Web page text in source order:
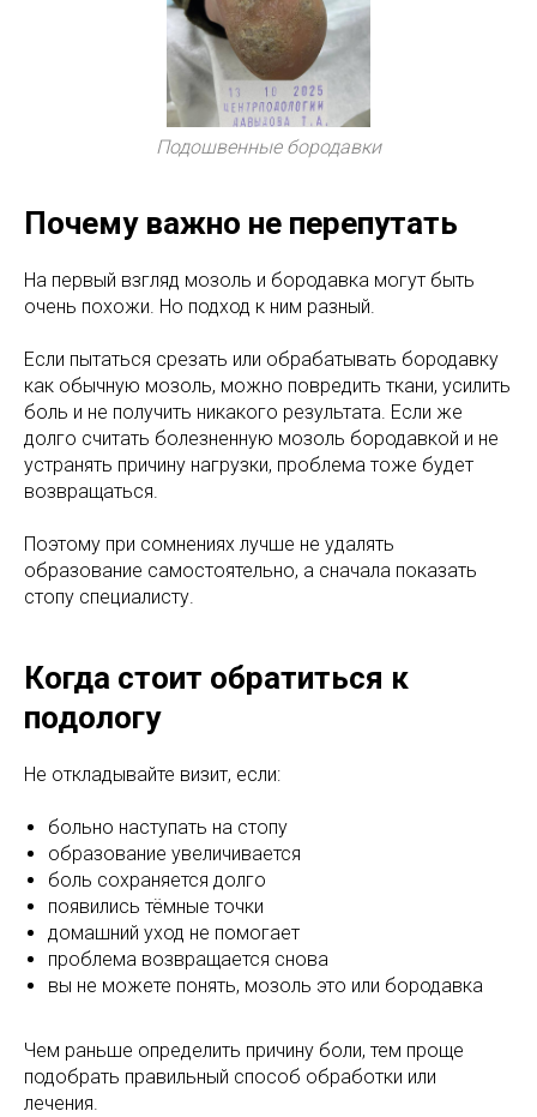
Подошвенные бородавки
Почему важно не перепутать
На первый взгляд мозоль и бородавка могут быть
очень похожи. Но подход к ним разный.
Если пытаться срезать или обрабатывать бородавку
как обычную мозоль, можно повредить ткани, усилить
боль и не получить никакого результата. Если же
долго считать болезненную мозоль бородавкой и не
устранять причину нагрузки, проблема тоже будет
возвращаться.
Поэтому при сомнениях лучше не удалять
образование самостоятельно, а сначала показать
стопу специалисту.
Когда стоит обратиться к
подологу
Не откладывайте визит, если:
больно наступать на стопу
образование увеличивается
боль сохраняется долго
появились тёмные точки
домашний уход не помогает
проблема возвращается снова
вы не можете понять, мозоль это или бородавка
Чем раньше определить причину боли, тем проще
подобрать правильный способ обработки или
лечения.